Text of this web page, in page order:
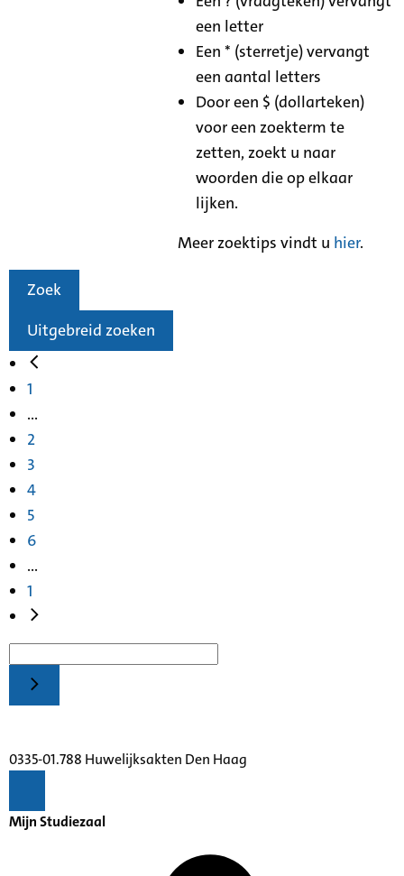
een letter
Een * (sterretje) vervangt
een aantal letters
Door een $ (dollarteken)
voor een zoekterm te
zetten, zoekt u naar
woorden die op elkaar
lijken.
Meer zoektips vindt u hier.
Zoek
Uitgebreid zoeken
1
...
2
3
4
5
6
...
1
0335-01.788 Huwelijksakten Den Haag
Mijn Studiezaal